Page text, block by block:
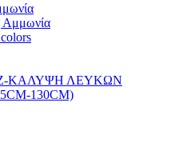
Aμμωνία
ΚΑΛΥΨΗ ΛΕΥΚΩΝ
130CM)